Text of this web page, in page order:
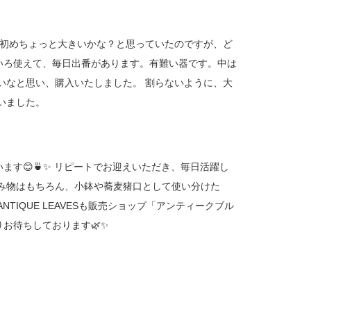
めちょっと大きいかな？と思っていたのですが、ど
使えて、毎日出番があります。有難い器です。中は
と思い、購入いたしました。 割らないように、大
した。
す😊🍵✨ リピートでお迎えいただき、毎日活躍し
はもちろん、小鉢や蕎麦猪口として使い分けた
LEAVESも販売ショップ「アンティークブル
待ちしております🌿✨